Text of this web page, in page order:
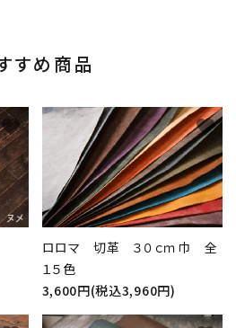
すめ商品
favorite
ロロマ 切革 ３０ｃｍ巾 全
１５色
3,600円(税込3,960円)
favorite